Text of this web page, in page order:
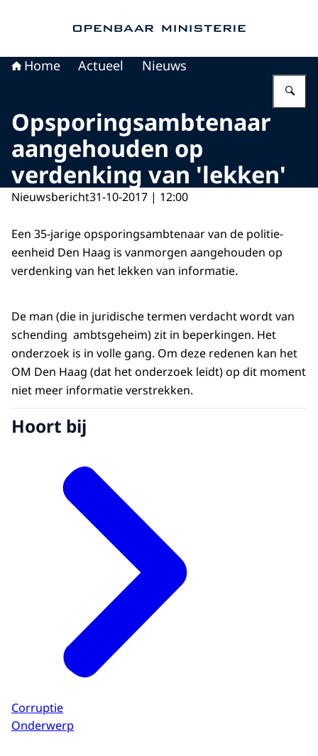
Home Actueel Nieuws
Opsporingsambtenaar
aangehouden op
verdenking van 'lekken'
Nieuwsbericht31-10-2017 | 12:00
Een 35-jarige opsporingsambtenaar van de politie-
eenheid Den Haag is vanmorgen aangehouden op
verdenking van het lekken van informatie.
De man (die in juridische termen verdacht wordt van
schending ambtsgeheim) zit in beperkingen. Het
onderzoek is in volle gang. Om deze redenen kan het
OM Den Haag (dat het onderzoek leidt) op dit moment
niet meer informatie verstrekken.
Hoort bij
Corruptie
Onderwerp